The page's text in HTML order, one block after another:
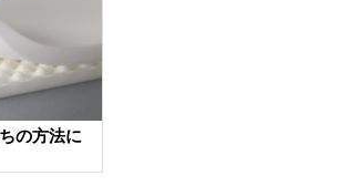
の方法に